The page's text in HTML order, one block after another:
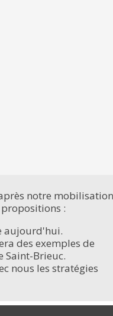
notre
:
aujourd'hui.
des exemples de
Saint-Brieuc.
nous les stratégies